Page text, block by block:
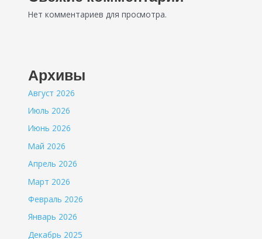
Нет комментариев для просмотра.
Архивы
Август 2026
Июль 2026
Июнь 2026
Май 2026
Апрель 2026
Март 2026
Февраль 2026
Январь 2026
Декабрь 2025